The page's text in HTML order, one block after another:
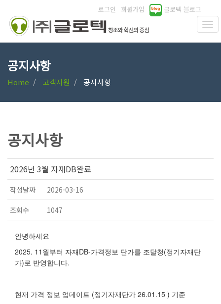
로그인 회원가입 글로텍 블로그
공지사항
Home 고객지원 공지사항
공지사항
2026년 3월 자재DB완료
작성날짜 2026-03-16
조회수 1047
안녕하세요
2025. 11월부터 자재DB-가격정보 단가를 조달청(정기자재단
가)로 반영합니다.
현재 가격 정보 업데이트 (정기자재단가 26.01.15 ) 기준